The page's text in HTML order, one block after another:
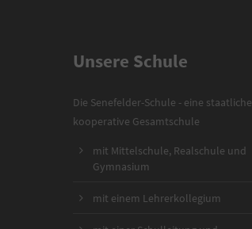
Unsere Schule
Die Senefelder-Schule - eine staatliche
kooperative Gesamtschule
mit Mittelschule, Realschule und
Gymnasium
mit einem Lehrerkollegium